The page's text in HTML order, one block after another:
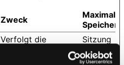
Zweck
Maximale
Verfolgt die
einzelnen Sitzungen
auf den Websites,
Sitzung